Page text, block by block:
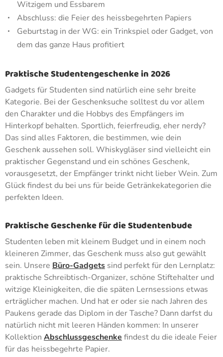
Witzigem und Essbarem
Abschluss: die Feier des heissbegehrten Papiers
Geburtstag in der WG: ein Trinkspiel oder Gadget, von
dem das ganze Haus profitiert
Praktische Studentengeschenke in 2026
Gadgets für Studenten sind natürlich eine sehr breite
Kategorie. Bei der Geschenksuche solltest du vor allem
den Charakter und die Hobbys des Empfängers im
Hinterkopf behalten. Sportlich, feierfreudig, eher nerdy?
Das sind alles Faktoren, die bestimmen, wie dein
Geschenk aussehen soll. Whiskygläser sind vielleicht ein
praktischer Gegenstand und ein schönes Geschenk,
vorausgesetzt, der Empfänger trinkt nicht lieber Wein. Zum
Glück findest du bei uns für beide Getränkekategorien die
perfekten Ideen.
Praktische Geschenke für die Studentenbude
Studenten leben mit kleinem Budget und in einem noch
kleineren Zimmer, das Geschenk muss also gut gewählt
sein. Unsere Büro-Gadgets sind perfekt für den Lernplatz:
praktische Schreibtisch-Organizer, schöne Stiftehalter und
witzige Kleinigkeiten, die die späten Lernsessions etwas
erträglicher machen. Und hat er oder sie nach Jahren des
Paukens gerade das Diplom in der Tasche? Dann darfst du
natürlich nicht mit leeren Händen kommen: In unserer
Kollektion Abschlussgeschenke findest du die ideale Feier
für das heissbegehrte Papier.